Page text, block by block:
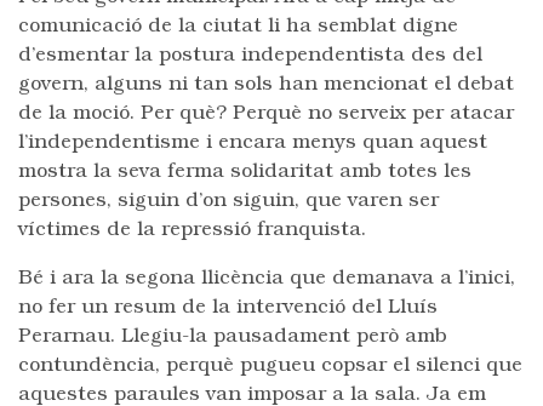
comunicació de la ciutat li ha semblat digne
d’esmentar la postura independentista des del
govern, alguns ni tan sols han mencionat el debat
de la moció. Per què? Perquè no serveix per atacar
l’independentisme i encara menys quan aquest
mostra la seva ferma solidaritat amb totes les
persones, siguin d’on siguin, que varen ser
víctimes de la repressió franquista.
Bé i ara la segona llicència que demanava a l’inici,
no fer un resum de la intervenció del Lluís
Perarnau. Llegiu-la pausadament però amb
contundència, perquè pugueu copsar el silenci que
aquestes paraules van imposar a la sala. Ja em